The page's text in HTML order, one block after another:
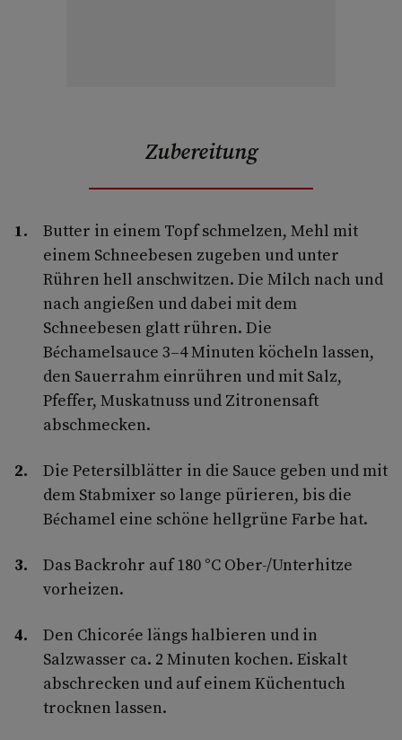
Zubereitung
Butter in einem Topf schmelzen, Mehl mit
einem Schneebesen zugeben und unter
Rühren hell anschwitzen. Die Milch nach und
nach angießen und dabei mit dem
Schneebesen glatt rühren. Die
Béchamelsauce 3–4 Minuten köcheln lassen,
den Sauerrahm einrühren und mit Salz,
Pfeffer, Muskatnuss und Zitronensaft
abschmecken.
Die Petersilblätter in die Sauce geben und mit
dem Stabmixer so lange pürieren, bis die
Béchamel eine schöne hellgrüne Farbe hat.
Das Backrohr auf 180 °C Ober-/Unterhitze
vorheizen.
Den Chicorée längs halbieren und in
Salzwasser ca. 2 Minuten kochen. Eiskalt
abschrecken und auf einem Küchentuch
trocknen lassen.